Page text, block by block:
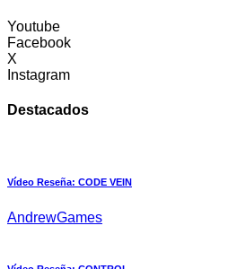
Youtube
Facebook
X
Instagram
Destacados
Vídeo Reseña: CODE VEIN
AndrewGames